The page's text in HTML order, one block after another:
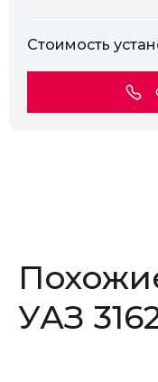
Стоимость
УАЗ